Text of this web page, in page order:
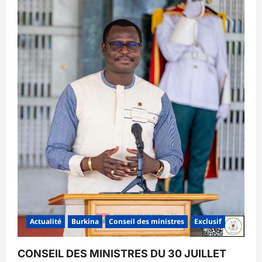
Actualité Burkina Conseil des ministres Exclusif
CONSEIL DES MINISTRES DU 30 JUILLET